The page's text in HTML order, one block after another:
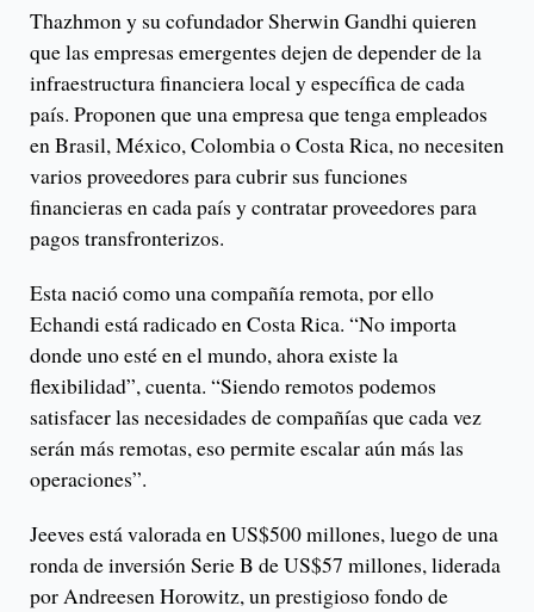
Thazhmon y su cofundador Sherwin Gandhi quieren
que las empresas emergentes dejen de depender de la
infraestructura financiera local y específica de cada
país. Proponen que una empresa que tenga empleados
en Brasil, México, Colombia o Costa Rica, no necesiten
varios proveedores para cubrir sus funciones
financieras en cada país y contratar proveedores para
pagos transfronterizos.
Esta nació como una compañía remota, por ello
Echandi está radicado en Costa Rica. “No importa
donde uno esté en el mundo, ahora existe la
flexibilidad”, cuenta. “Siendo remotos podemos
satisfacer las necesidades de compañías que cada vez
serán más remotas, eso permite escalar aún más las
operaciones”.
Jeeves está valorada en US$500 millones, luego de una
ronda de inversión Serie B de US$57 millones, liderada
por Andreesen Horowitz, un prestigioso fondo de